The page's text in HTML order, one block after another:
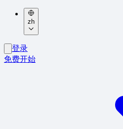
zh
登录
免费开始